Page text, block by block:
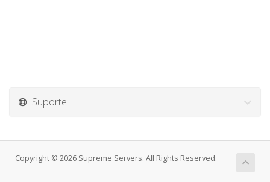
Suporte
Copyright © 2026 Supreme Servers. All Rights Reserved.